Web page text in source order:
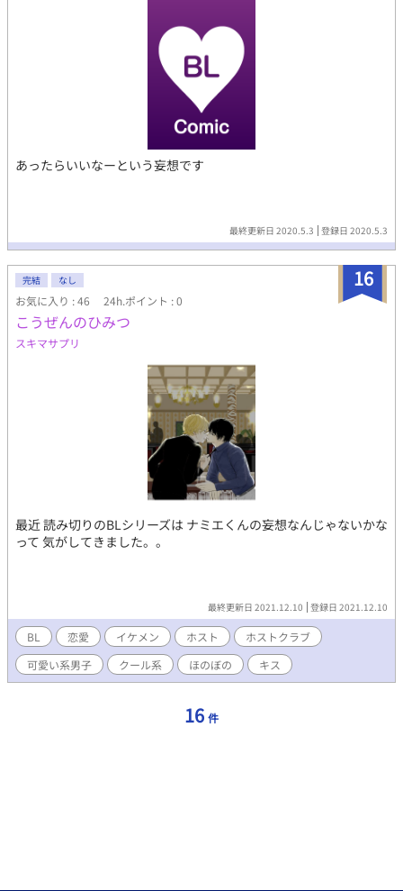
あったらいいなーという妄想です
最終更新日 2020.5.3 登録日 2020.5.3
16
完結 なし
お気に入り : 46 24h.ポイント : 0
こうぜんのひみつ
スキマサプリ
最近 読み切りのBLシリーズは ナミエくんの妄想なんじゃないかな
って 気がしてきました。。
最終更新日 2021.12.10 登録日 2021.12.10
BL 恋愛 イケメン ホスト
ホストクラブ
可愛い系男子
クール系 ほのぼの キス
16 件